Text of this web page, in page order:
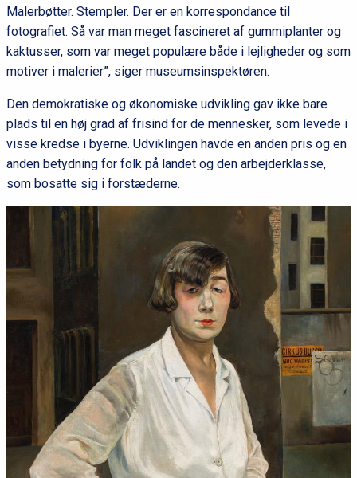
Malerbøtter. Stempler. Der er en korrespondance til
fotografiet. Så var man meget fascineret af gummiplanter og
kaktusser, som var meget populære både i lejligheder og som
motiver i malerier”, siger museumsinspektøren.
Den demokratiske og økonomiske udvikling gav ikke bare
plads til en høj grad af frisind for de mennesker, som levede i
visse kredse i byerne. Udviklingen havde en anden pris og en
anden betydning for folk på landet og den arbejderklasse,
som bosatte sig i forstæderne.